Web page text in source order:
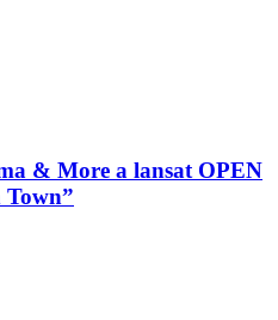
& More a lansat OPEN